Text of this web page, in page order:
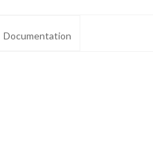
Documentation